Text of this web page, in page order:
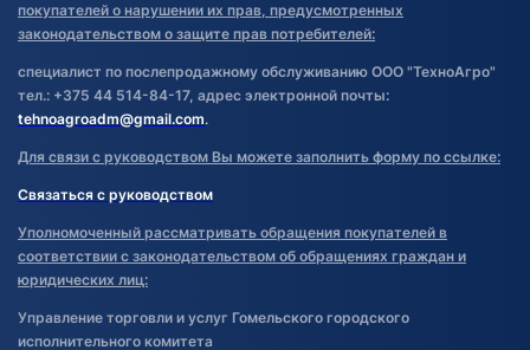
покупателей о нарушении их прав, предусмотренных
законодательством о защите прав потребителей:
специалист по послепродажному обслуживанию ООО "ТехноАгро"
тел.: +375 44 514-84-17, адрес электронной почты:
tehnoagroadm@gmail.com.
Для связи с руководством Вы можете заполнить форму по ссылке:
Связаться с руководством
Уполномоченный рассматривать обращения покупателей в
соответствии с законодательством об обращениях граждан и
юридических лиц:
Управление торговли и услуг Гомельского городского
исполнительного комитета